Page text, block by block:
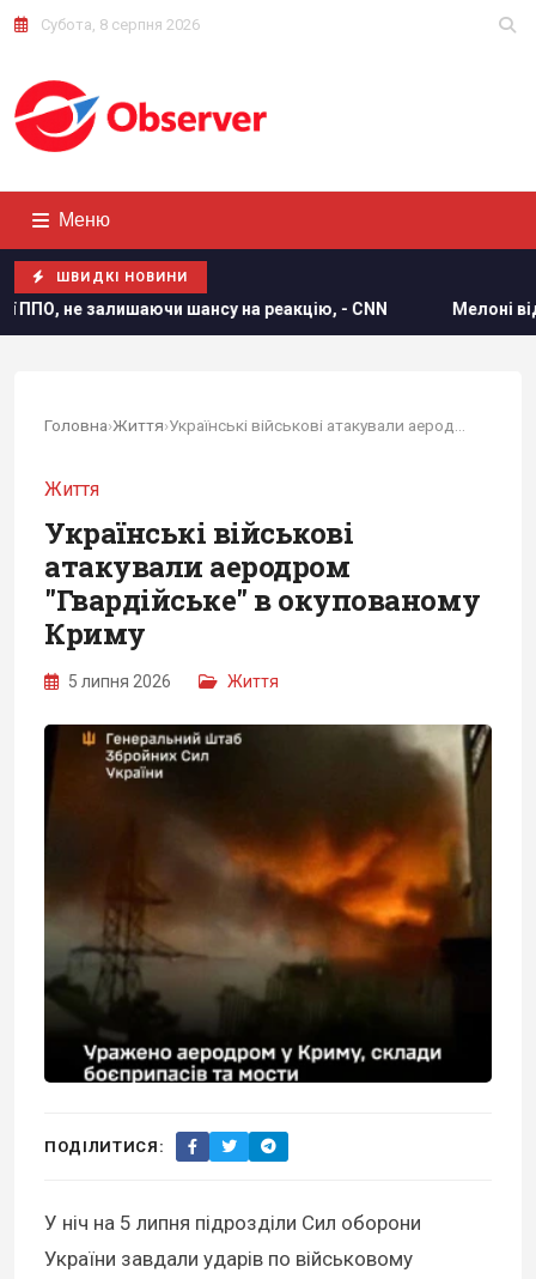
Субота, 8 серпня 2026
Меню
ШВИДКІ НОВИНИ
на реакцію, - CNN Мелоні відреагувала на вимогу
Головна›Життя›
Життя
Українські військові
атакували аеродром
"Гвардійське" в окупованому
Криму
5 липня 2026 Життя
ПОДІЛИТИСЯ:
У ніч на 5 липня підрозділи Сил оборони
України завдали ударів по військовому